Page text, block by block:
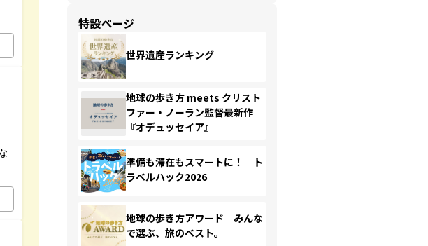
特設ページ
世界遺産ランキング
地球の歩き方 meets クリスト
ファー・ノーラン監督最新作
『オデュッセイア』
準備も滞在もスマートに！ ト
ラベルハック2026
地球の歩き方アワード みんな
で選ぶ、旅のベスト。